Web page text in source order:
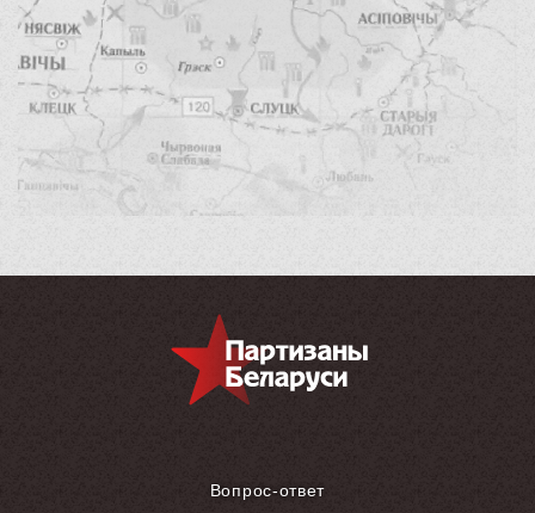
Вопрос-ответ